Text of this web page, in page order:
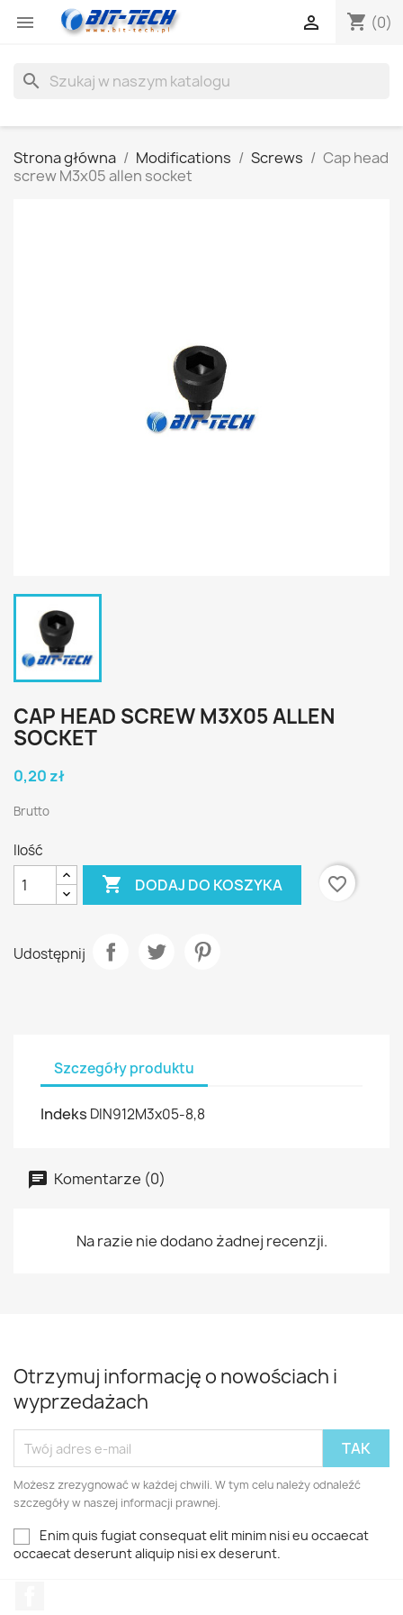
 shopping_cart (0)

search
Strona główna Modifications Screws
Cap head
screw M3x05 allen socket
CAP HEAD SCREW M3X05 ALLEN
SOCKET
0,20 zł
Brutto
Ilość
 DODAJ DO KOSZYKA favorite_border
Udostępnij
Szczegóły produktu
Indeks DIN912M3x05-8,8
Komentarze (0)
Na razie nie dodano żadnej recenzji.
Otrzymuj informację o nowościach i
wyprzedażach
Możesz zrezygnować w każdej chwili. W tym celu należy odnaleźć
szczegóły w naszej informacji prawnej.
Enim quis fugiat consequat elit minim nisi eu occaecat
occaecat deserunt aliquip nisi ex deserunt.